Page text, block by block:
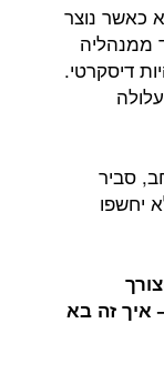
כאשר נוצר
ממנהליה
דיסקרטי.
סביר
יחשפו
איך זה בא